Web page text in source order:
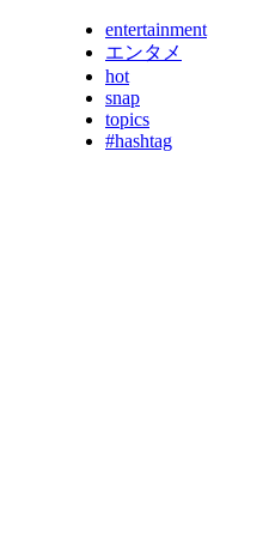
entertainment
エンタメ
hot
snap
topics
#hashtag